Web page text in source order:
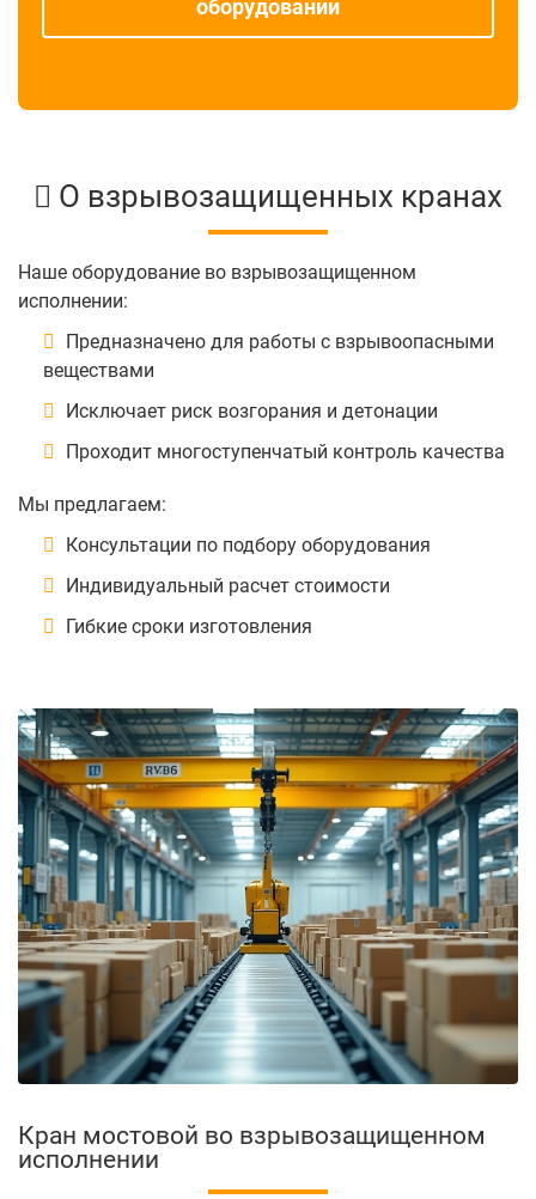
оборудовании
О взрывозащищенных кранах
Наше оборудование во взрывозащищенном
исполнении:
Предназначено для работы с взрывоопасными
веществами
Исключает риск возгорания и детонации
Проходит многоступенчатый контроль качества
Мы предлагаем:
Консультации по подбору оборудования
Индивидуальный расчет стоимости
Гибкие сроки изготовления
Кран мостовой во взрывозащищенном
исполнении